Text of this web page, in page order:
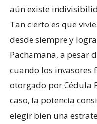
aún existe
Tan cierto es que
desde siempre y
Pachamana, a pesar
cuando los invasores
otorgado por Cédula
caso, la potencia
elegir bien una